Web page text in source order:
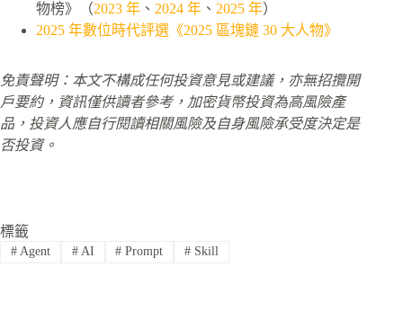
物榜》（2023 年 、 2024 年 、 2025 年）
2025 年數位時代評選《2025 區塊鏈 30 大人物》
免責聲明：本文不構成任何投資意見或建議，亦無招攬開
戶要約，資訊僅供讀者參考，加密貨幣投資為高風險產
品，投資人應自行閱讀相關風險及自身風險承受度決定是
否投資。
標籤
#Agent #AI # Prompt # Skill